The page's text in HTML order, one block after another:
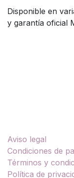
Disponible en
y garantía oficial
Aviso legal
Condiciones de
Términos y
Política de